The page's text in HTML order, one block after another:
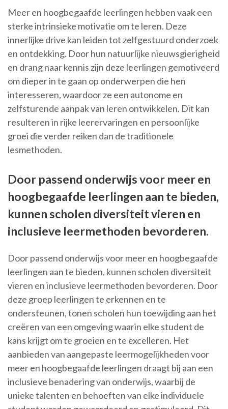
Meer en hoogbegaafde leerlingen hebben vaak een
sterke intrinsieke motivatie om te leren. Deze
innerlijke drive kan leiden tot zelfgestuurd onderzoek
en ontdekking. Door hun natuurlijke nieuwsgierigheid
en drang naar kennis zijn deze leerlingen gemotiveerd
om dieper in te gaan op onderwerpen die hen
interesseren, waardoor ze een autonome en
zelfsturende aanpak van leren ontwikkelen. Dit kan
resulteren in rijke leerervaringen en persoonlijke
groei die verder reiken dan de traditionele
lesmethoden.
Door passend onderwijs voor meer en
hoogbegaafde leerlingen aan te bieden,
kunnen scholen diversiteit vieren en
inclusieve leermethoden bevorderen.
Door passend onderwijs voor meer en hoogbegaafde
leerlingen aan te bieden, kunnen scholen diversiteit
vieren en inclusieve leermethoden bevorderen. Door
deze groep leerlingen te erkennen en te
ondersteunen, tonen scholen hun toewijding aan het
creëren van een omgeving waarin elke student de
kans krijgt om te groeien en te excelleren. Het
aanbieden van aangepaste leermogelijkheden voor
meer en hoogbegaafde leerlingen draagt bij aan een
inclusieve benadering van onderwijs, waarbij de
unieke talenten en behoeften van elke individuele